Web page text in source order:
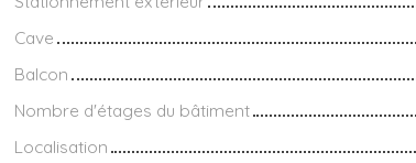
Cave
Balcon
Nombre d'étages du bâtiment
Localisation